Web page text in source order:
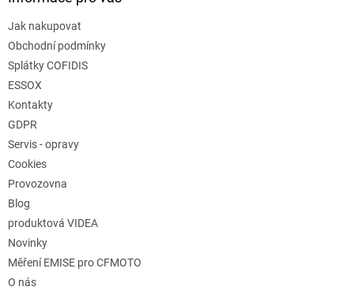
Jak nakupovat
Obchodní podmínky
Splátky COFIDIS
ESSOX
Kontakty
GDPR
Servis - opravy
Cookies
Provozovna
Blog
produktová VIDEA
Novinky
Měření EMISE pro CFMOTO
O nás